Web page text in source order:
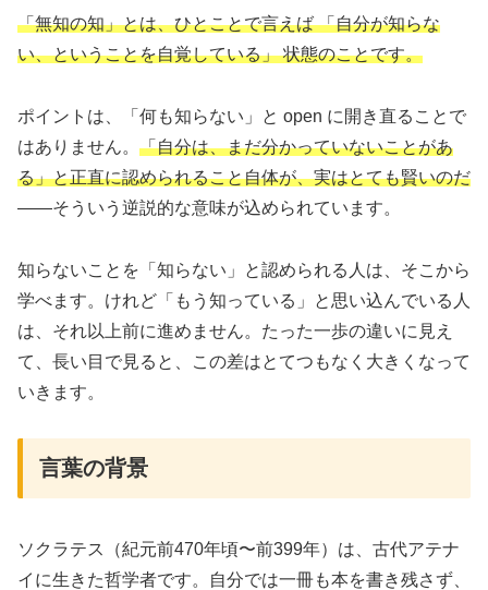
「無知の知」とは、ひとことで言えば 「自分が知らな
い、ということを自覚している」 状態のことです。
ポイントは、「何も知らない」と open に開き直ることで
はありません。 「自分は、まだ分かっていないことがあ
る」と正直に認められること自体が、実はとても賢いのだ
——そういう逆説的な意味が込められています。
知らないことを「知らない」と認められる人は、そこから
学べます。けれど「もう知っている」と思い込んでいる人
は、それ以上前に進めません。たった一歩の違いに見え
て、長い目で見ると、この差はとてつもなく大きくなって
いきます。
言葉の背景
ソクラテス（紀元前470年頃〜前399年）は、古代アテナ
イに生きた哲学者です。自分では一冊も本を書き残さず、